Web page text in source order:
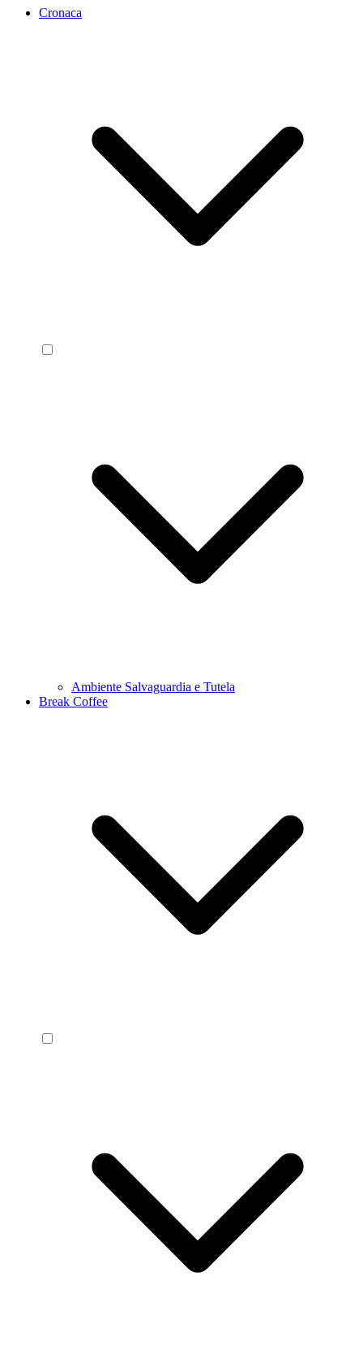
Cronaca
Ambiente Salvaguardia e Tutela
Break Coffee